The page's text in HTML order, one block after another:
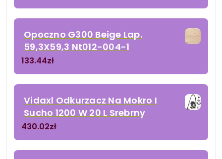
Opoczno G300 Beige Lap.
59,3X59,3 Nt012-004-1
133.44zł
Vidaxl Odkurzacz Na Mokro I
Sucho 1200 W 20 L Srebrny
430.02zł